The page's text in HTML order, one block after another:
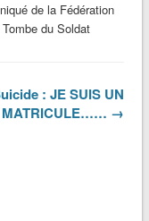
de la Fédération
du Soldat
: JE SUIS UN
MATRICULE…… →